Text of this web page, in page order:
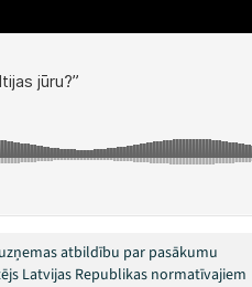
atbildību par pasākumu
Latvijas Republikas normatīvajiem